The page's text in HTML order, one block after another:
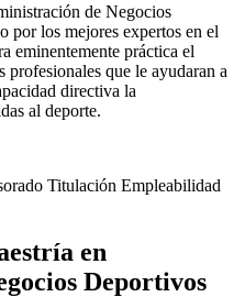
de Negocios
por los mejores expertos en el
eminentemente práctica el
profesionales que le ayudaran a
directiva la
al deporte.
Titulación Empleabilidad
en
Deportivos